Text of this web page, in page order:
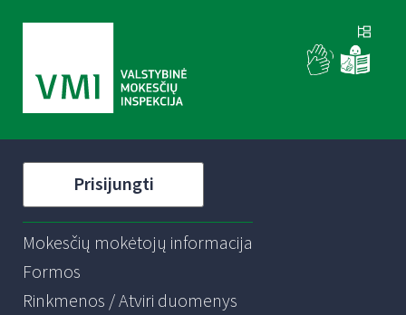
Prisijungti
Mokesčių mokėtojų informacija
Formos
Rinkmenos / Atviri duomenys